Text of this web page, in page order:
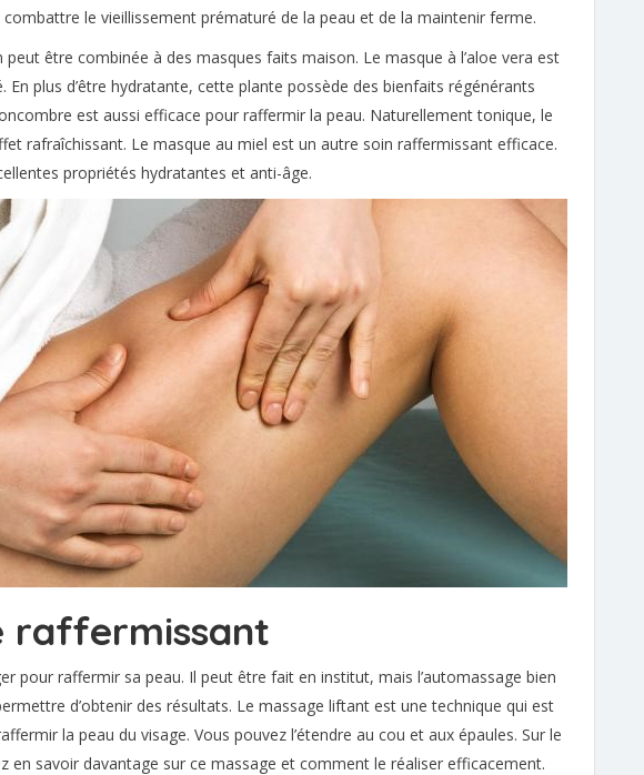
le vieillissement prématuré de la peau et de la maintenir ferme.
peut être combinée à des masques faits maison. Le masque à l’aloe vera est
plus d’être hydratante, cette plante possède des bienfaits régénérants
est aussi efficace pour raffermir la peau. Naturellement tonique, le
rafraîchissant. Le masque au miel est un autre soin raffermissant efficace.
propriétés hydratantes et anti-âge.
raffermissant
pour raffermir sa peau. Il peut être fait en institut, mais l’automassage bien
d’obtenir des résultats. Le massage liftant est une technique qui est
la peau du visage. Vous pouvez l’étendre au cou et aux épaules. Sur le
en savoir davantage sur ce massage et comment le réaliser efficacement.